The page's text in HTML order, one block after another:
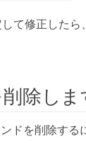
て修正したら
除しま
ドを削除する